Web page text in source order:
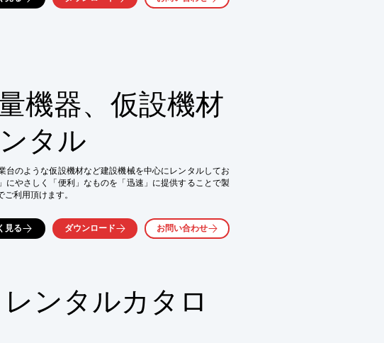
機器、仮設機材
タル
台のような仮設機材など建設機械を中心にレンタルしてお
にやさしく「便利」なものを「迅速」に提供することで製
利用頂けます。
用置き場など
テージなど
はお問い合わせいただくかPDFをダウンロードしてご覧
見る ダウンロード お問い合わせ
ンタルカタロ